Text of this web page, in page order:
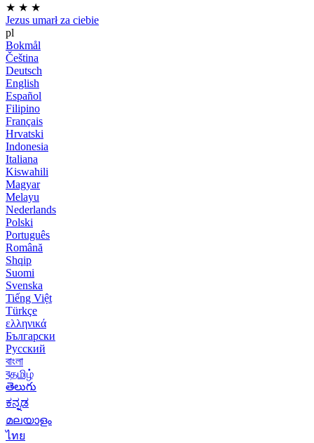
★ ★ ★
Jezus umarł za ciebie
pl
Bokmål
Čeština
Deutsch
English
Español
Filipino
Français
Hrvatski
Indonesia
Italiana
Kiswahili
Magyar
Melayu
Nederlands
Polski
Português
Română
Shqip
Suomi
Svenska
Tiếng Việt
Türkçe
ελληνικά
Български
Русский
বাংলা
বதமிழ்
తెలుగు
ಕನ್ನಡ
മലയാളം
ไทย